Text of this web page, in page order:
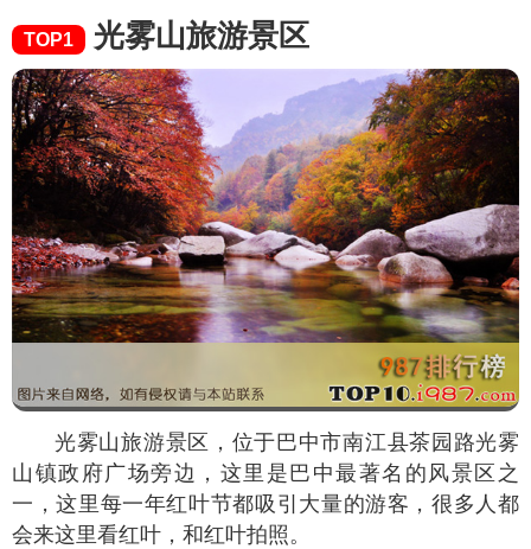
TOP1 光雾山旅游景区
光雾山旅游景区，位于巴中市南江县茶园路光雾
山镇政府广场旁边，这里是巴中最著名的风景区之
一，这里每一年红叶节都吸引大量的游客，很多人都
会来这里看红叶，和红叶拍照。